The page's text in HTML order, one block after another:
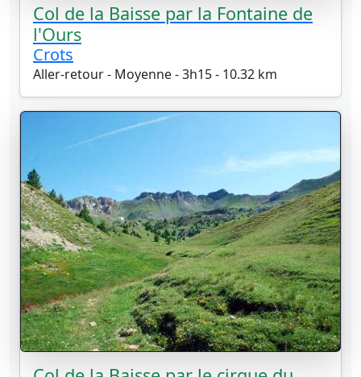
Col de la Baisse par la Fontaine de
l'Ours
Crots
Aller-retour - Moyenne - 3h15 - 10.32 km